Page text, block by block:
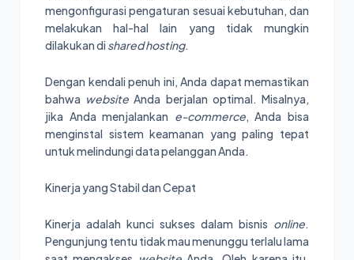
mengonfigurasi pengaturan sesuai kebutuhan, dan
melakukan hal-hal lain yang tidak mungkin
dilakukan di shared hosting.
Dengan kendali penuh ini, Anda dapat memastikan
bahwa website Anda berjalan optimal. Misalnya,
jika Anda menjalankan e-commerce, Anda bisa
menginstal sistem keamanan yang paling tepat
untuk melindungi data pelanggan Anda.
Kinerja yang Stabil dan Cepat
Kinerja adalah kunci sukses dalam bisnis online.
Pengunjung tentu tidak mau menunggu terlalu lama